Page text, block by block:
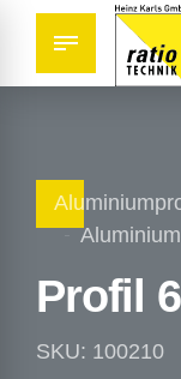
Profil
SKU: 100210